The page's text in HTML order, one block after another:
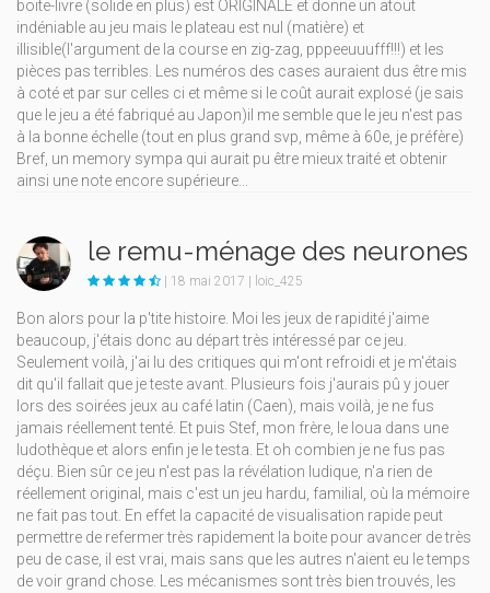
boite-livre (solide en plus) est ORIGINALE et donne un atout
indéniable au jeu mais le plateau est nul (matière) et
illisible(l'argument de la course en zig-zag, pppeeuuufff!!!) et les
pièces pas terribles. Les numéros des cases auraient dus être mis
à coté et par sur celles ci et même si le coût aurait explosé (je sais
que le jeu a été fabriqué au Japon)il me semble que le jeu n'est pas
à la bonne échelle (tout en plus grand svp, même à 60e, je préfère)
Bref, un memory sympa qui aurait pu être mieux traité et obtenir
ainsi une note encore supérieure...
le remu-ménage des neurones
| 18 mai 2017 | loic_425
Bon alors pour la p'tite histoire. Moi les jeux de rapidité j'aime
beaucoup, j'étais donc au départ très intéressé par ce jeu.
Seulement voilà, j'ai lu des critiques qui m'ont refroidi et je m'étais
dit qu'il fallait que je teste avant. Plusieurs fois j'aurais pû y jouer
lors des soirées jeux au café latin (Caen), mais voilà, je ne fus
jamais réellement tenté. Et puis Stef, mon frère, le loua dans une
ludothèque et alors enfin je le testa. Et oh combien je ne fus pas
déçu. Bien sûr ce jeu n'est pas la révélation ludique, n'a rien de
réellement original, mais c'est un jeu hardu, familial, où la mémoire
ne fait pas tout. En effet la capacité de visualisation rapide peut
permettre de refermer très rapidement la boite pour avancer de très
peu de case, il est vrai, mais sans que les autres n'aient eu le temps
de voir grand chose. Les mécanismes sont très bien trouvés, les